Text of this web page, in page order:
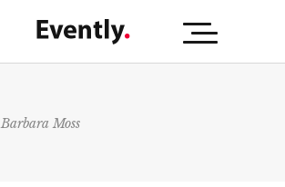
Barbara Moss